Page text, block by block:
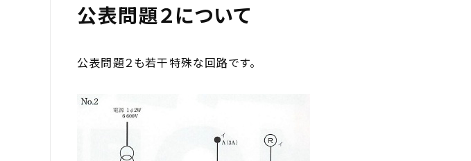
公表問題２について
公表問題２も若干特殊な回路です。